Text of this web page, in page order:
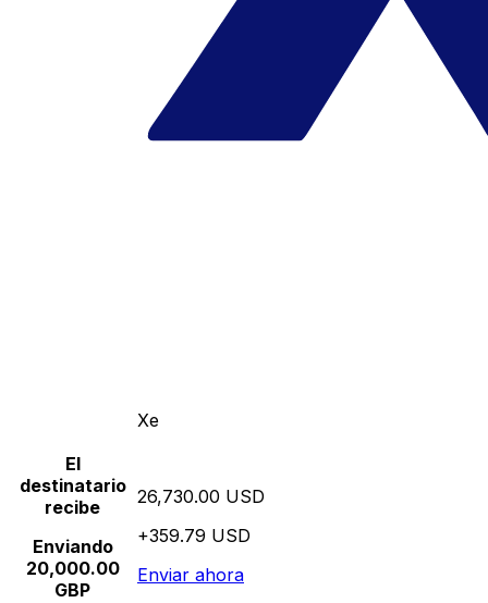
Xe
El
destinatario
recibe
Enviando
20,000.00
GBP
26,730.00 USD
+359.79 USD
Enviar ahora